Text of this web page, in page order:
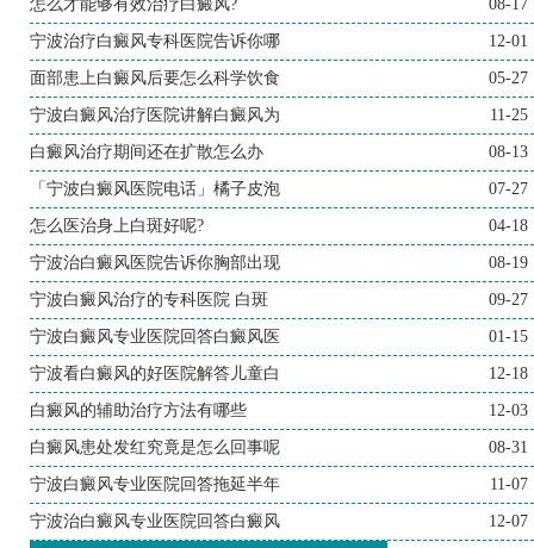
怎么才能够有效治疗白癜风? 08-17
宁波治疗白癜风专科医院告诉你哪 12-01
面部患上白癜风后要怎么科学饮食 05-27
宁波白癜风治疗医院讲解白癜风为 11-25
白癜风治疗期间还在扩散怎么办 08-13
「宁波白癜风医院电话」橘子皮泡 07-27
怎么医治身上白斑好呢? 04-18
宁波治白癜风医院告诉你胸部出现 08-19
宁波白癜风治疗的专科医院 白斑 09-27
宁波白癜风专业医院回答白癜风医 01-15
宁波看白癜风的好医院解答儿童白 12-18
白癜风的辅助治疗方法有哪些 12-03
白癜风患处发红究竟是怎么回事呢 08-31
宁波白癜风专业医院回答拖延半年 11-07
宁波治白癜风专业医院回答白癜风 12-07